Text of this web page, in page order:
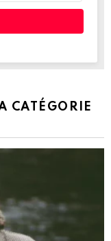
CATÉGORIE